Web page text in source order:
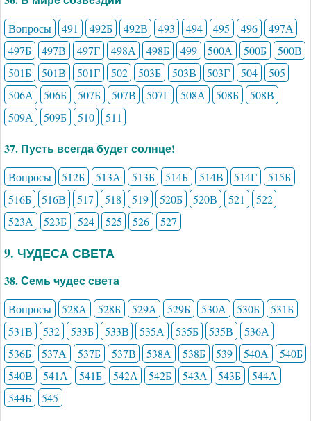
Вопросы 491 492Б 492В 493 494 495 496
497А
497Б
497В 497Г 498А 498Б 499 500А 500Б
500В
501Б
501В 501Г 502 503Б 503В 503Г 504
505
506А
506Б 507Б 507В 507Г 508А 508Б
508В
509А
509Б 510 511
37. Пусть всегда будет солнце!
Вопросы 512Б 513А 513Б 514Б 514В 514Г
515Б
516Б
516В 517 518 519 520Б 520В 521
522
523А
523Б 524 525 526 527
9. ЧУДЕСА СВЕТА
38. Семь чудес света
Вопросы 528А 528Б 529А 529Б 530А 530Б
531Б
531В
532 533Б 533В 535А 535Б 535В
536А
536Б
537А 537Б 537В 538А 538Б 539 540А
540Б
540В
541А 541Б 542А 542Б 543А 543Б
544А
544Б
545